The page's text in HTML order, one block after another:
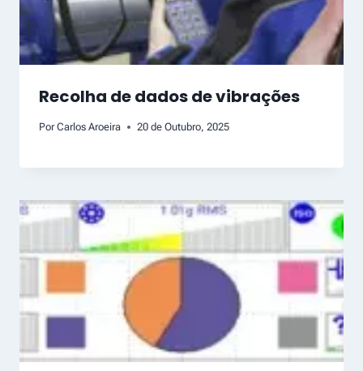
Recolha de dados de vibrações
Por Carlos Aroeira 20 de Outubro, 2025